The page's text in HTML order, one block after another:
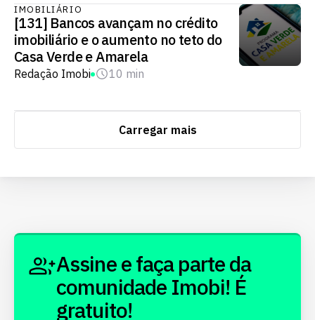
IMOBILIÁRIO
[131] Bancos avançam no crédito
imobiliário e o aumento no teto do
Casa Verde e Amarela
Redação Imobi 10 min
Carregar mais
Assine e faça parte da
comunidade Imobi! É
gratuito!